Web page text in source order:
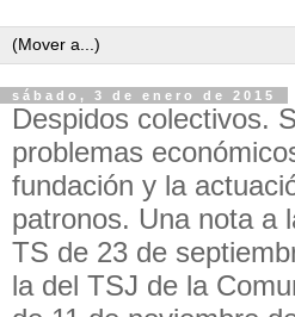
sábado, 3 de enero de 2015
Despidos colectivos.
problemas
fundación y la
patronos. Una nota a
TS de 23 de
la del TSJ de la